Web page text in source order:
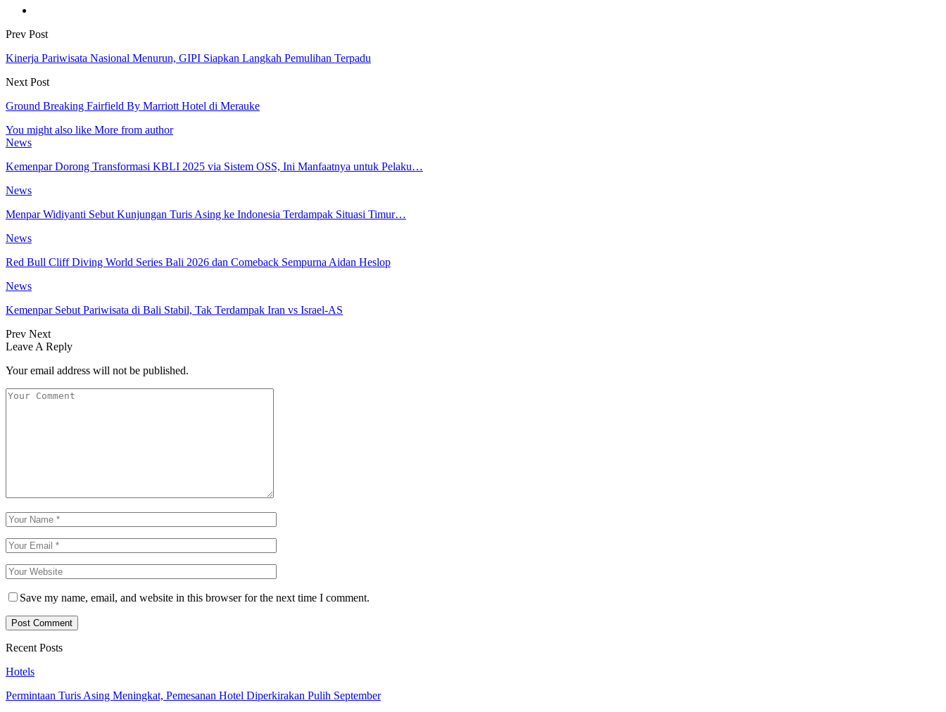
Prev Post
Kinerja Pariwisata Nasional Menurun, GIPI Siapkan Langkah Pemulihan Terpadu
Next Post
Ground Breaking Fairfield By Marriott Hotel di Merauke
You might also like More from author
News
Kemenpar Dorong Transformasi KBLI 2025 via Sistem OSS, Ini Manfaatnya untuk Pelaku…
News
Menpar Widiyanti Sebut Kunjungan Turis Asing ke Indonesia Terdampak Situasi Timur…
News
Red Bull Cliff Diving World Series Bali 2026 dan Comeback Sempurna Aidan Heslop
News
Kemenpar Sebut Pariwisata di Bali Stabil, Tak Terdampak Iran vs Israel-AS
Prev Next
Leave A Reply
Your email address will not be published.
Save my name, email, and website in this browser for the next time I comment.
Recent Posts
Hotels
Permintaan Turis Asing Meningkat, Pemesanan Hotel Diperkirakan Pulih September